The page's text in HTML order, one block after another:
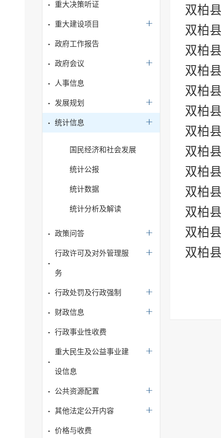
重大决策听证
重大建设项目
政府工作报告
政府会议
人事信息
发展规划
统计信息
国民经济和社会发展
统计公报
统计数据
统计分析及解读
政策问答
行政许可及对外管理服
务
行政处罚及行政强制
财政信息
行政事业性收费
重大民生及公益事业建
设信息
公共资源配置
其他法定公开内容
价格与收费
双柏
双柏
双柏
双柏
双柏
双柏
双柏
双柏
双柏
双柏
双柏
双柏
双柏